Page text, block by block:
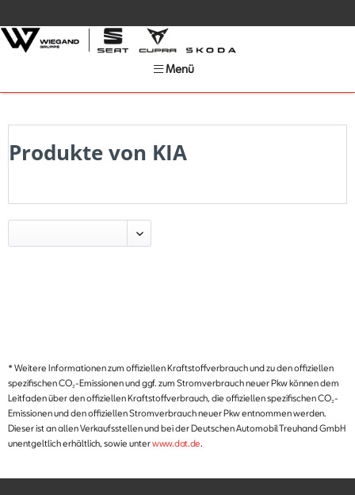
Menü
Produkte von KIA
* Weitere Informationen zum offiziellen Kraftstoffverbrauch und zu den offiziellen
spezifischen CO₂-Emissionen und ggf. zum Stromverbrauch neuer Pkw können dem
Leitfaden über den offiziellen Kraftstoffverbrauch, die offiziellen spezifischen CO₂-
Emissionen und den offiziellen Stromverbrauch neuer Pkw entnommen werden.
Dieser ist an allen Verkaufsstellen und bei der Deutschen Automobil Treuhand GmbH
unentgeltlich erhältlich, sowie unterwww.dat.de.